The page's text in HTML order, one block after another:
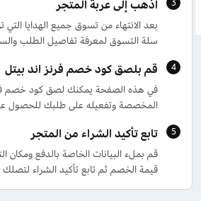
اذهب إلى عربة المتجر
بعد الانتهاء من تسوق جميع الهدايا
سلة التسوق لمعرفة تفاصيل الطلب
قم بلصق كود خصم فرنز اند بيتل
في هذه الصفحة يمكنك لصق كود خصم
المخصصة وتفعيله على طلبك للحصول
تابع تأكيد الشراء من المتجر
قم بملء البيانات الخاصة بالدفع ومكان
قيمة الخصم ثم تابع تأكيد الشراء لتصلك